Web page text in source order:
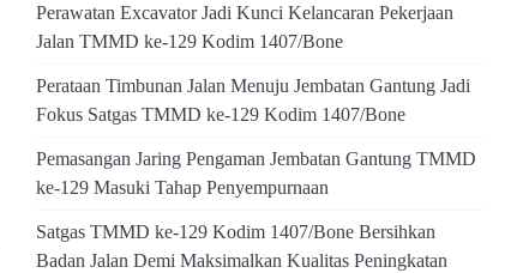
Perawatan Excavator Jadi Kunci Kelancaran Pekerjaan
Jalan TMMD ke-129 Kodim 1407/Bone
Perataan Timbunan Jalan Menuju Jembatan Gantung Jadi
Fokus Satgas TMMD ke-129 Kodim 1407/Bone
Pemasangan Jaring Pengaman Jembatan Gantung TMMD
ke-129 Masuki Tahap Penyempurnaan
Satgas TMMD ke-129 Kodim 1407/Bone Bersihkan
Badan Jalan Demi Maksimalkan Kualitas Peningkatan